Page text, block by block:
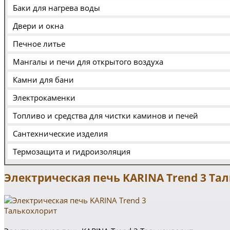
Баки для нагрева воды
Двери и окна
Печное литье
Мангалы и печи для открытого воздуха
Камни для бани
Электрокаменки
Топливо и средства для чистки каминов и печей
Сантехнические изделия
Термозащита и гидроизоляция
Электрическая печь KARINA Trend 3